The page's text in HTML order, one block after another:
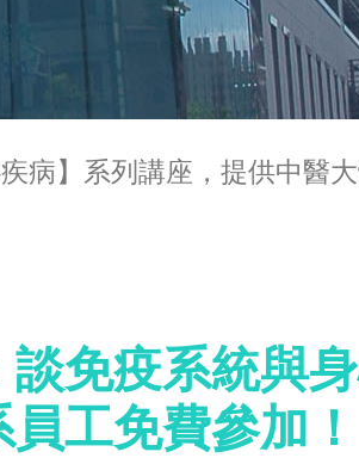
病】系列講座，提供中醫
免疫系統與
工免費參加！